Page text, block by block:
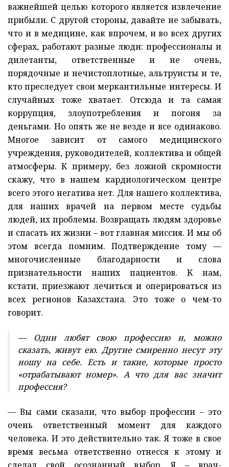
важнейшей целью которого является извлечение
прибыли. С другой стороны, давайте не забывать,
что и в медицине, как впрочем, и во всех других
сферах, работают разные люди: профессионалы и
дилетанты, ответственные и не очень,
порядочные и нечистоплотные, альтруисты и те,
кто преследует свои меркантильные интересы. И
случайных тоже хватает. Отсюда и та самая
коррупция, злоупотребления и погоня за
деньгами. Но опять же не везде и все одинаково.
Многое зависит от самого медицинского
учреждения, руководителей, коллектива и общей
атмосферы. К примеру, без ложной скромности
скажу, что в нашем кардиологическом центре
всего этого негатива нет. Для нашего коллектива,
для наших врачей на первом месте судьбы
людей, их проблемы. Возвращать людям здоровье
и спасать их жизни – вот главная миссия. И мы об
этом всегда помним. Подтверждение тому —
многочисленные благодарности и слова
признательности наших пациентов. К нам,
кстати, приезжают лечиться и оперироваться из
всех регионов Казахстана. Это тоже о чем-то
говорит.
— Одни любят свою профессию и, можно
сказать, живут ею. Другие смиренно несут эту
ношу на себе. Есть и такие, которые просто
«отрабатывают номер». А что для вас значит
профессия?
— Вы сами сказали, что выбор профессии – это
очень ответственный момент для каждого
человека. И это действительно так. Я тоже в свое
время весьма ответственно отнесся к этому и